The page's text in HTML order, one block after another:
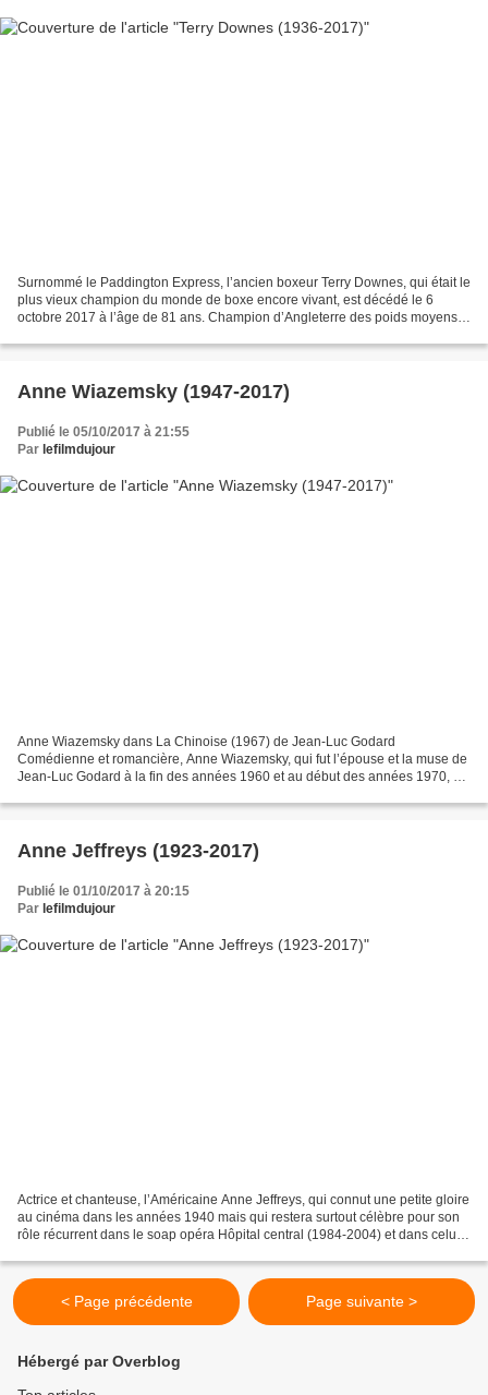
Surnommé le Paddington Express, l’ancien boxeur Terry Downes, qui était le
plus vieux champion du monde de boxe encore vivant, est décédé le 6
octobre 2017 à l’âge de 81 ans. Champion d’Angleterre des poids moyens
Anne Wiazemsky (1947-2017)
Publié le 05/10/2017 à 21:55
Par lefilmdujour
Anne Wiazemsky dans La Chinoise (1967) de Jean-Luc Godard
Comédienne et romancière, Anne Wiazemsky, qui fut l’épouse et la muse de
Jean-Luc Godard à la fin des années 1960 et au début des années 1970, a
Anne Jeffreys (1923-2017)
Publié le 01/10/2017 à 20:15
Par lefilmdujour
Actrice et chanteuse, l’Américaine Anne Jeffreys, qui connut une petite gloire
au cinéma dans les années 1940 mais qui restera surtout célèbre pour son
rôle récurrent dans le soap opéra Hôpital central (1984-2004) et dans celui,
< Page précédente Page suivante >
Hébergé par Overblog